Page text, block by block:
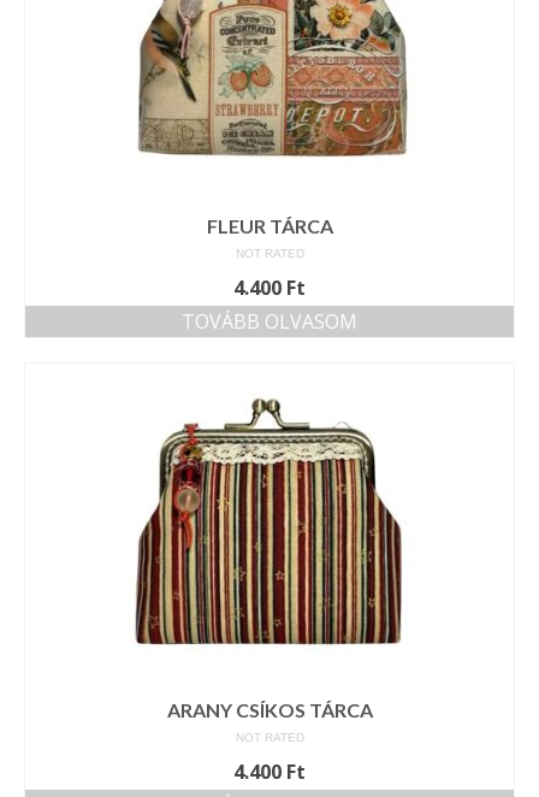
FLEUR TÁRCA
NOT RATED
4.400 Ft
TOVÁBB OLVASOM
ARANY CSÍKOS TÁRCA
NOT RATED
4.400 Ft